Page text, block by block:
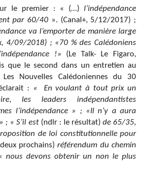
le premier : « (…) l’indépendance
par 60/40 ». (Canal+, 5/12/2017) ;
va l’emporter de manière large
4/09/2018) ; «70 % des Calédoniens
!» (Le Talk- Le Figaro,
que le second dans un entretien au
Nouvelles Calédoniennes du 30
: « En voulant à tout prix un
les leaders indépendantistes
l’indépendance » ; «Il n’y a aura
; « S’il est (ndlr : le résultat) de 65/35,
de loi constitutionnelle pour
prochains) référendum du chemin
nous devons obtenir un non le plus